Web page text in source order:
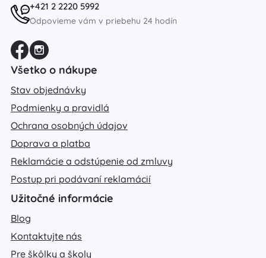
+421 2 2220 5992
Odpovieme vám v priebehu 24 hodín
Všetko o nákupe
Stav objednávky
Podmienky a pravidlá
Ochrana osobných údajov
Doprava a platba
Reklamácie a odstúpenie od zmluvy
Postup pri podávaní reklamácií
Užitočné informácie
Blog
Kontaktujte nás
Pre škôlky a školy